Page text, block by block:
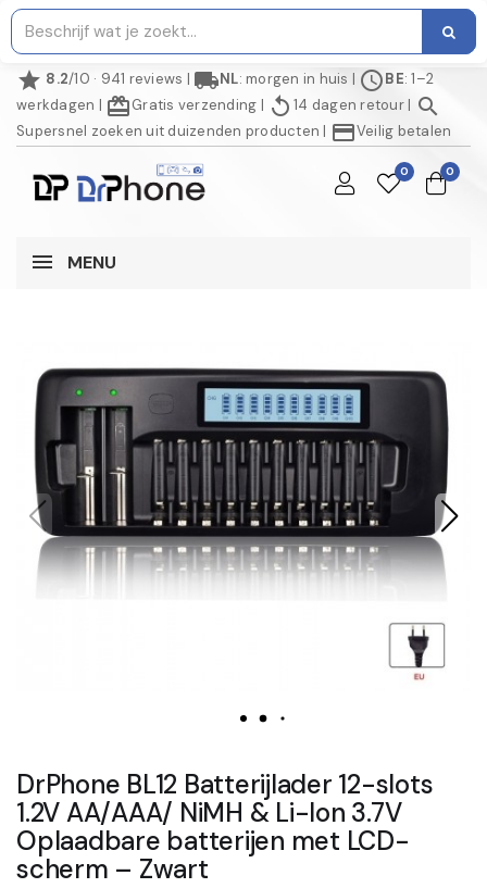
star 8.2/10 · 941 reviews | local_shippingNL: morgen in huis | scheduleBE: 1–2
werkdagen | redeemGratis verzending | replay 14 dagen retour| search
Supersnel zoeken uit duizenden producten | credit_cardVeilig betalen
0 0
MENU
DrPhone BL12 Batterijlader 12-slots
1.2V AA/AAA/ NiMH & Li-Ion 3.7V
Oplaadbare batterijen met LCD-
scherm – Zwart